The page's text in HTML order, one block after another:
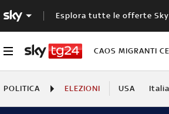
Esplora tutte le offerte Sky
CAOS MIGRANTI
POLITICA ELEZIONI USA Italia